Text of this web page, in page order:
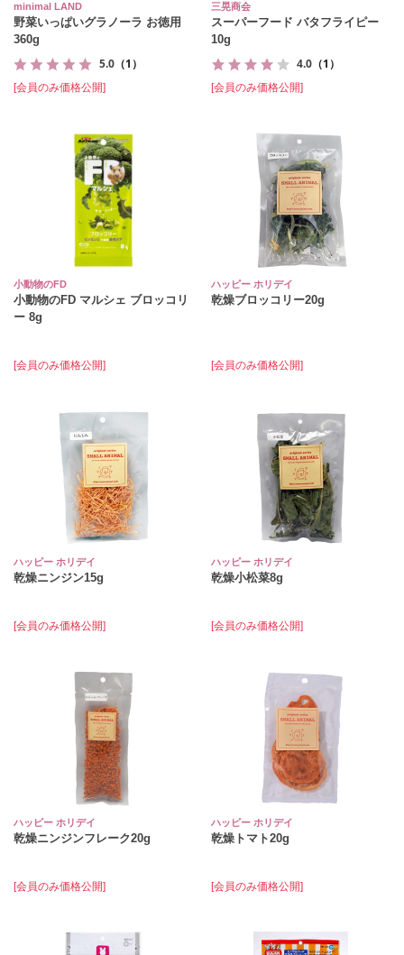
minimal LAND
野菜いっぱいグラノーラ お徳用
360g
5.0 （1）
[会員のみ価格公開]
三晃商会
スーパーフード バタフライピー
10g
4.0 （1）
[会員のみ価格公開]
小動物のFD
小動物のFD マルシェ ブロッコリ
ー 8g
[会員のみ価格公開]
ハッピー ホリデイ
乾燥ブロッコリー20g
[会員のみ価格公開]
ハッピー ホリデイ
乾燥ニンジン15g
[会員のみ価格公開]
ハッピー ホリデイ
乾燥小松菜8g
[会員のみ価格公開]
ハッピー ホリデイ
乾燥ニンジンフレーク20g
[会員のみ価格公開]
ハッピー ホリデイ
乾燥トマト20g
[会員のみ価格公開]